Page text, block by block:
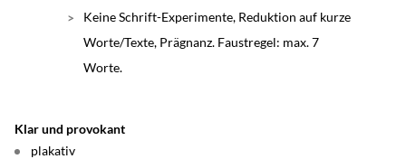
Keine Schrift-Experimente, Reduktion auf kurze
Worte/Texte, Prägnanz. Faustregel: max. 7
Worte.
Klar und provokant
plakativ